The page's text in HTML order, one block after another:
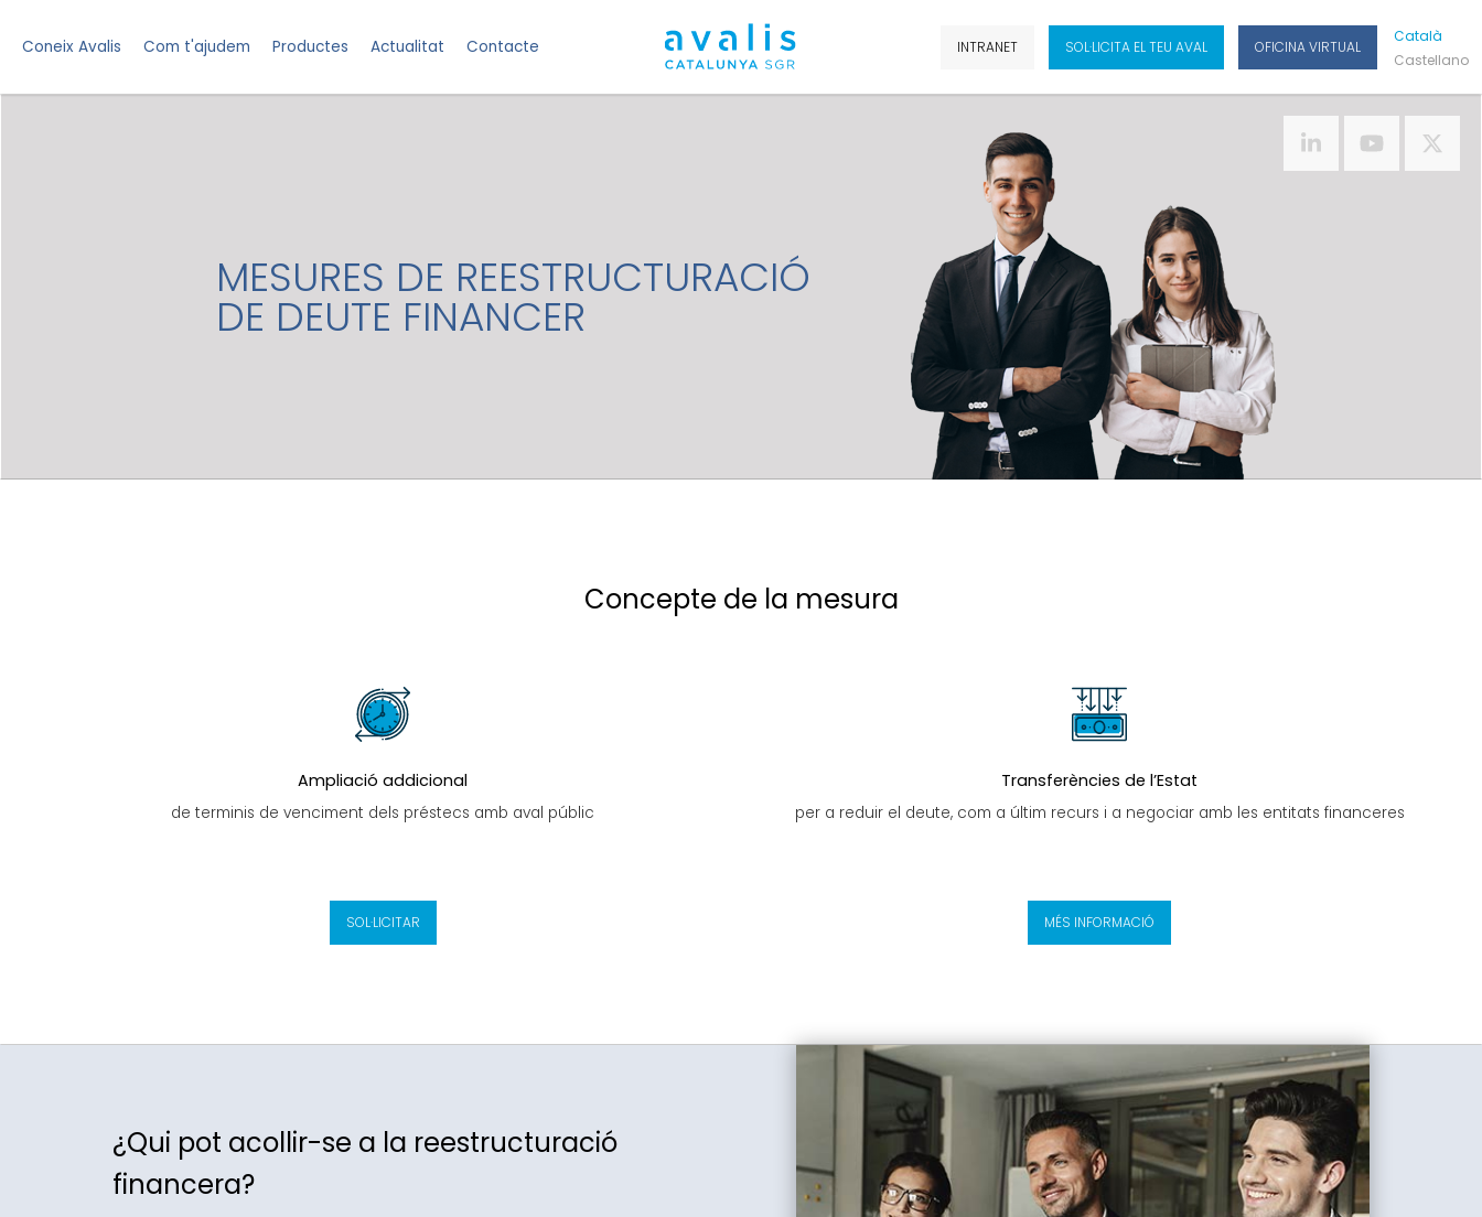
Coneix Avalis Com t'ajudem Productes Actualitat Contacte INTRANET SOL·LICITA EL TEU AVAL OFICINA VIRTUAL
CatAlà
CasTellano
MESURES DE REESTRUCTURACIÓ
DE DEUTE FINANCER
Concepte de la mesura
Ampliació addicional
de terminis de venciment dels préstecs amb aval públic
SOL·LICITAR
Transferències de l’Estat
per a reduir el deute, com a últim recurs i a negociar amb les entitats financeres
MÉS INFORMACIÓ
¿Qui pot acollir-se a la reestructuració
financera?